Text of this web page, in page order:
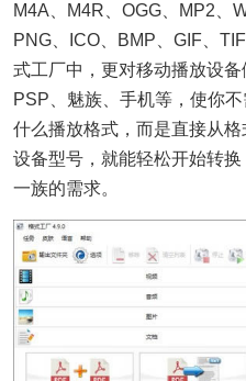
M4A、M4R、OGG、MP2、
PNG、ICO、BMP、GIF、
式工厂中，更对移动播放设
PSP、魅族、手机等，使你
什么播放格式，而是直接从
设备型号，就能轻松开始转
一族的需求。